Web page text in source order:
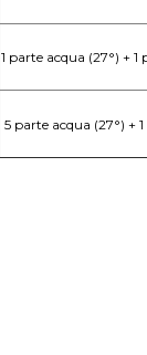
1 parte acqua (27°) +
5 parte acqua (27°) +